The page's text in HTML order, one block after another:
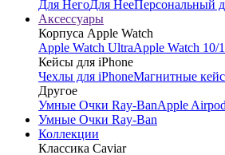
Для НегоДля НееПерсональный
Аксессуары
Корпуса Apple Watch
Apple Watch UltraApple Watch 10/
Кейсы для iPhone
Чехлы для iPhoneМагнитные
Другое
Умные Очки Ray-BanApple
Умные Очки Ray-Ban
Коллекции
Классика Caviar